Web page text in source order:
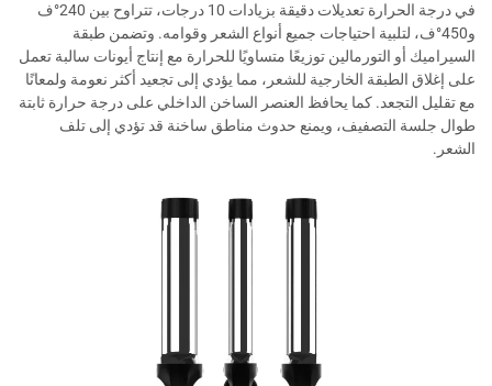
في درجة الحرارة تعديلات دقيقة بزيادات 10 درجات، تتراوح بين 240°ف
و450°ف، لتلبية احتياجات جميع أنواع الشعر وقوامه. وتضمن طبقة
السيراميك أو التورمالين توزيعًا متساويًا للحرارة مع إنتاج أيونات سالبة تعمل
على إغلاق الطبقة الخارجية للشعر، مما يؤدي إلى تجعيد أكثر نعومة ولمعانًا
مع تقليل التجعد. كما يحافظ العنصر الساخن الداخلي على درجة حرارة ثابتة
طوال جلسة التصفيف، ويمنع حدوث مناطق ساخنة قد تؤدي إلى تلف
الشعر.